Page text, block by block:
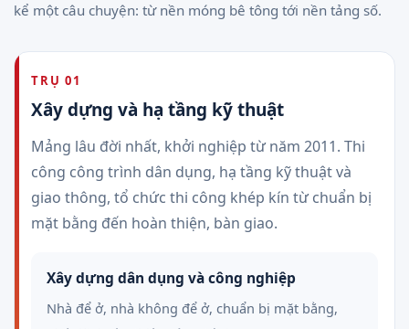
kể một câu chuyện: từ nền móng bê tông tới nền tảng số.
TRỤ 01
Xây dựng và hạ tầng kỹ thuật
Mảng lâu đời nhất, khởi nghiệp từ năm 2011. Thi
công công trình dân dụng, hạ tầng kỹ thuật và
giao thông, tổ chức thi công khép kín từ chuẩn bị
mặt bằng đến hoàn thiện, bàn giao.
Xây dựng dân dụng và công nghiệp
Nhà để ở, nhà không để ở, chuẩn bị mặt bằng,